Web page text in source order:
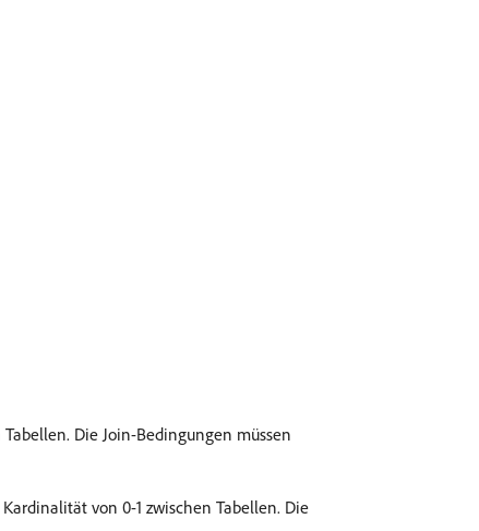
Die Join-Bedingungen müssen
von 0-1 zwischen Tabellen. Die